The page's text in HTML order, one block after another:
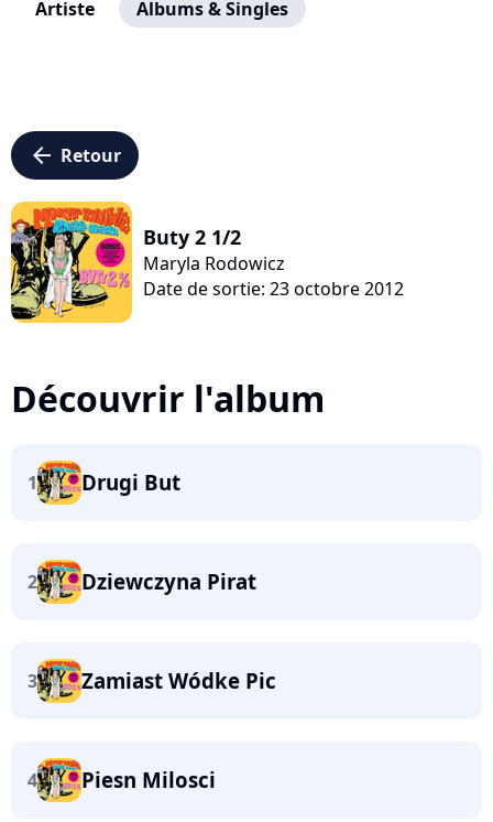
Artiste Albums & Singles
arrow_left Retour
Buty 2 1/2
Maryla Rodowicz
Date de sortie: 23 octobre 2012
Découvrir l'album
1 Drugi But
2 Dziewczyna Pirat
3 Zamiast Wódke Pic
4 Piesn Milosci